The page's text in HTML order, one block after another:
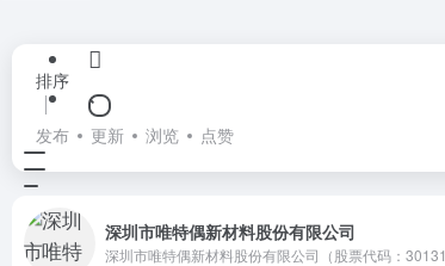
排序
发布 更新 浏览 点赞
深圳市唯特偶新材料股份有限公司
深圳市唯特偶新材料股份有限公司（股票代码：